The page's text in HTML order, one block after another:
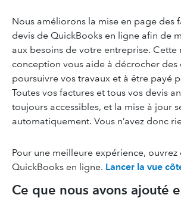
Nous améliorons la mise en page des
devis de QuickBooks en ligne afin de
aux besoins de votre entreprise. Cette
conception vous aide à décrocher des
poursuivre vos travaux et à être payé
Toutes vos factures et tous vos devis
toujours accessibles, et la mise à jour
automatiquement. Vous n’avez donc
Pour une meilleure expérience,
QuickBooks en ligne. Lancer la vue
Ce que nous avons ajouté